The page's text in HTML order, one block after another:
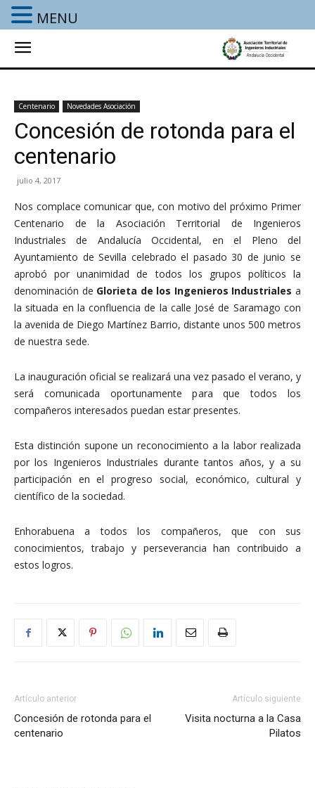
Centenario Novedades Asociación
Concesión de rotonda para el
centenario
julio 4, 2017
Nos complace comunicar que, con motivo del próximo Primer
Centenario de la Asociación Territorial de Ingenieros
Industriales de Andalucía Occidental, en el Pleno del
Ayuntamiento de Sevilla celebrado el pasado 30 de junio se
aprobó por unanimidad de todos los grupos políticos la
denominación de Glorieta de los Ingenieros Industriales a
la situada en la confluencia de la calle José de Saramago con
la avenida de Diego Martínez Barrio, distante unos 500 metros
de nuestra sede.
La inauguración oficial se realizará una vez pasado el verano, y
será comunicada oportunamente para que todos los
compañeros interesados puedan estar presentes.
Esta distinción supone un reconocimiento a la labor realizada
por los Ingenieros Industriales durante tantos años, y a su
participación en el progreso social, económico, cultural y
científico de la sociedad.
Enhorabuena a todos los compañeros, que con sus
conocimientos, trabajo y perseverancia han contribuido a
estos logros.
Artículo anterior
Concesión de rotonda para el
centenario
Artículo siguiente
Visita nocturna a la Casa
Pilatos
MENU